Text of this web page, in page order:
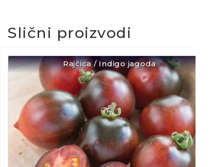
Slični proizvodi
Rajčica / Indigo jagoda